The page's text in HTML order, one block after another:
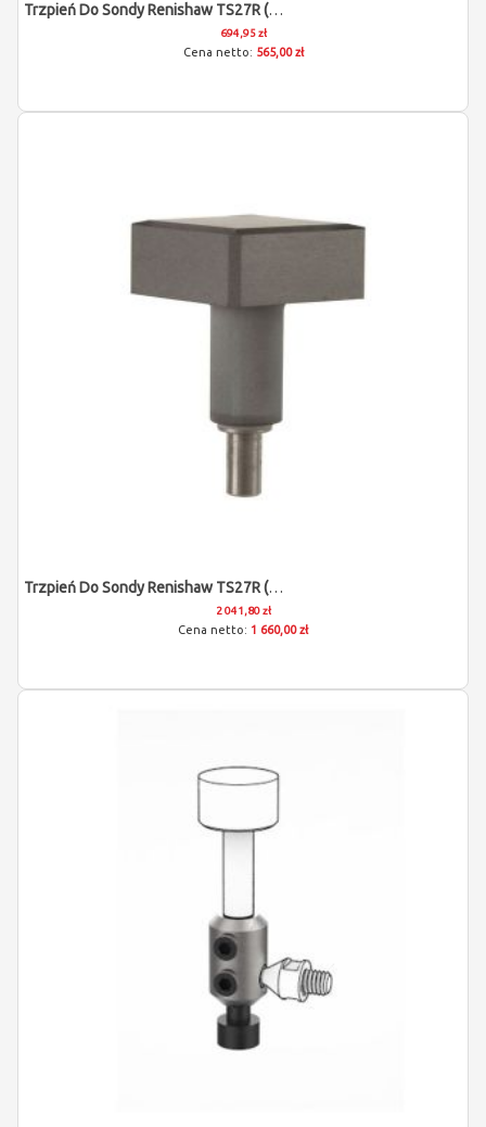
Trzpień Do Sondy Renishaw TS27R (D12,7)
694,95 zł
565,00 zł
Trzpień Do Sondy Renishaw TS27R (19x19)
2 041,80 zł
1 660,00 zł